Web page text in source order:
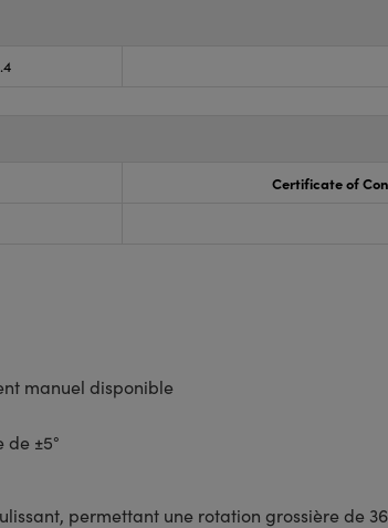
Certificate of
manuel disponible
±5°
permettant une rotation grossière de